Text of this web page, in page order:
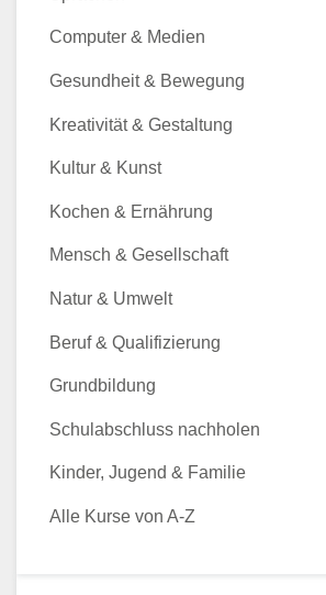
Computer & Medien
Gesundheit & Bewegung
Kreativität & Gestaltung
Kultur & Kunst
Kochen & Ernährung
Mensch & Gesellschaft
Natur & Umwelt
Beruf & Qualifizierung
Grundbildung
Schulabschluss nachholen
Kinder, Jugend & Familie
Alle Kurse von A-Z